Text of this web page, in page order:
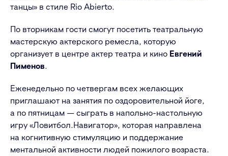
танцы» в стиле Rio Abierto.
По вторникам гости смогут посетить театральную
мастерскую актерского ремесла, которую
организует в центре актер театра и кино Евгений
Пименов.
Еженедельно по четвергам всех желающих
приглашают на занятия по оздоровительной йоге,
а по пятницам — сыграть в напольно-настольную
игру «Ловитбол.Навигатор», которая направлена
на когнитивную стимуляцию и поддержание
ментальной активности людей пожилого возраста.